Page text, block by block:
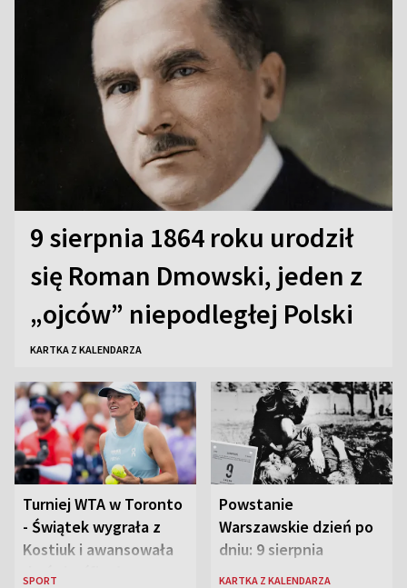
9 sierpnia 1864 roku urodził
się Roman Dmowski, jeden z
„ojców” niepodległej Polski
KARTKA Z KALENDARZA
Turniej WTA w Toronto
- Świątek wygrała z
Kostiuk i awansowała
do ćwierćfinału
SPORT
Powstanie
Warszawskie dzień po
dniu: 9 sierpnia
KARTKA Z KALENDARZA